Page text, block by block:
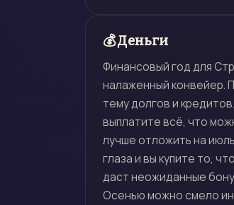
💰 Деньги
Финансовый год для
налаженный конвейер.
тему долгов и
выплатите всё, что
лучше отложить на
глаза и вы купите то,
даст неожиданные
Осенью можно смело